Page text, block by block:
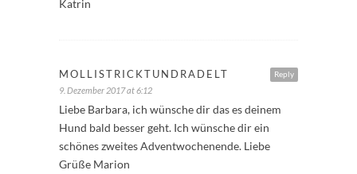
Katrin
Reply
MOLLISTRICKTUNDRADELT
9. Dezember 2017 at 6:12
Liebe Barbara, ich wünsche dir das es deinem
Hund bald besser geht. Ich wünsche dir ein
schönes zweites Adventwochenende. Liebe
Grüße Marion